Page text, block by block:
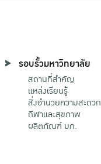
รอบรั้วมหาวิทยาลัย
สถานที่สำคัญ
แหล่งเรียนรู้
สิ่งอำนวยความสะดวก
กีฬาและสุขภาพ
ผลิตภัณฑ์ มก.